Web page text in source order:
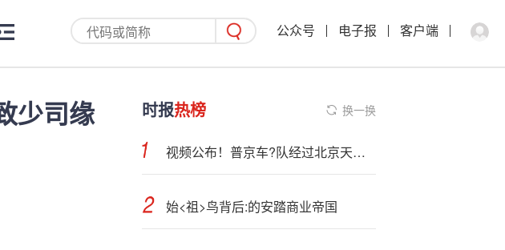
公众号 电子报 客户端
少司缘
时报热榜 换一换
视频公布！普京车?队经过北京天安门广场，访华专车罕见换上中国车牌，还有2个“8”
始<祖>鸟背后:的安踏商业帝国